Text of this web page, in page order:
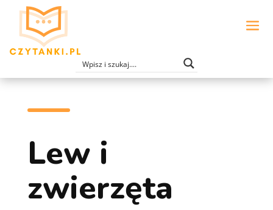
Lew i
zwierzęta